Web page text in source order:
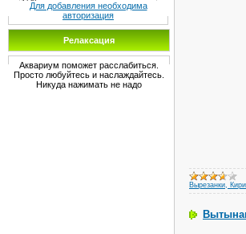
Для добавления необходима
авторизация
Релаксация
Аквариум поможет расслабиться.
Просто любуйтесь и наслаждайтесь.
Никуда нажимать не надо
Вырезанки,